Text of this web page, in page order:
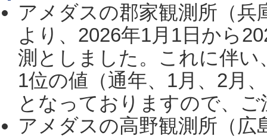
アメダスの郡家観測所（
より、2026年1月1日から
測としました。これに伴い
1位の値（通年、1月、2月
となっておりますので、
アメダスの高野観測所（